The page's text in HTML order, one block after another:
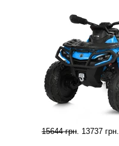
15644 грн. 13737 грн.